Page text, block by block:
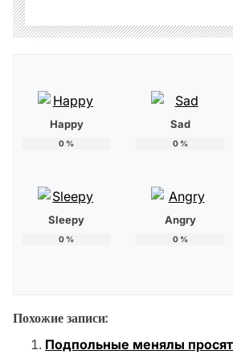
Happy
0 %
Sad
0%
Sleepy
0 %
Angry
0%
Похожие записи:
Подпольные менялы